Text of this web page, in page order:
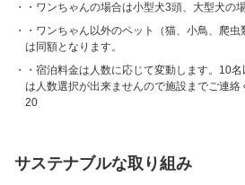
・ワンちゃんの場合は小型犬3頭、大型犬の
・ワンちゃん以外のペット（猫、小鳥、爬
は同額となります。
・宿泊料金は人数に応じて変動します。10
は人数選択が出来ませんので施設までご連
20
サステナブルな取り組み